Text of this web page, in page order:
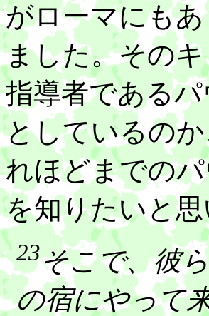
がローマにも
ました。その
指導者である
としているの
れほどまでの
を知りたいと
23そこで、彼
の宿にやって